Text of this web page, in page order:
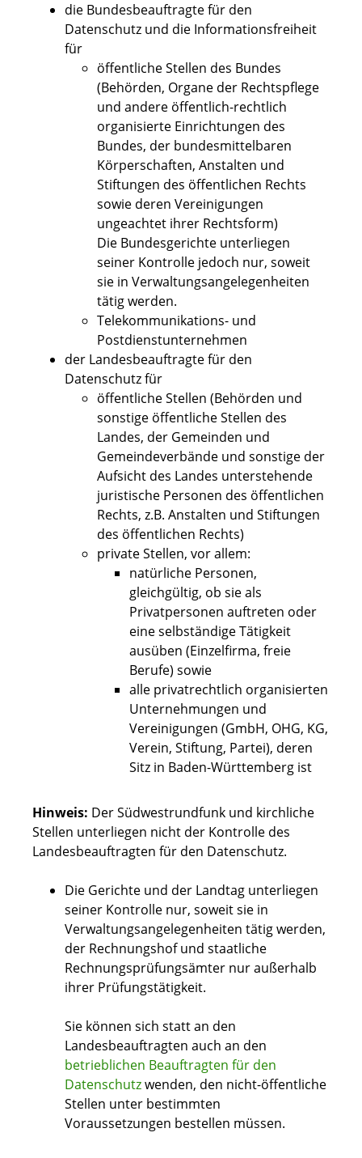
die Bundesbeauftragte für den
Datenschutz und die Informationsfreiheit
für
öffentliche Stellen des Bundes
(Behörden, Organe der Rechtspflege
und andere öffentlich-rechtlich
organisierte Einrichtungen des
Bundes, der bundesmittelbaren
Körperschaften, Anstalten und
Stiftungen des öffentlichen Rechts
sowie deren Vereinigungen
ungeachtet ihrer Rechtsform)
Die Bundesgerichte unterliegen
seiner Kontrolle jedoch nur, soweit
sie in Verwaltungsangelegenheiten
tätig werden.
Telekommunikations- und
Postdienstunternehmen
der Landesbeauftragte für den
Datenschutz für
öffentliche Stellen (Behörden und
sonstige öffentliche Stellen des
Landes, der Gemeinden und
Gemeindeverbände und sonstige der
Aufsicht des Landes unterstehende
juristische Personen des öffentlichen
Rechts, z.B. Anstalten und Stiftungen
des öffentlichen Rechts)
private Stellen, vor allem:
natürliche Personen,
gleichgültig, ob sie als
Privatpersonen auftreten oder
eine selbständige Tätigkeit
ausüben (Einzelfirma, freie
Berufe) sowie
alle privatrechtlich organisierten
Unternehmungen und
Vereinigungen (GmbH, OHG, KG,
Verein, Stiftung, Partei), deren
Sitz in Baden-Württemberg ist
Hinweis: Der Südwestrundfunk und kirchliche
Stellen unterliegen nicht der Kontrolle des
Landesbeauftragten für den Datenschutz.
Die Gerichte und der Landtag unterliegen
seiner Kontrolle nur, soweit sie in
Verwaltungsangelegenheiten tätig werden,
der Rechnungshof und staatliche
Rechnungsprüfungsämter nur außerhalb
ihrer Prüfungstätigkeit.
Sie können sich statt an den
Landesbeauftragten auch an den
betrieblichen Beauftragten für den
Datenschutzwenden, den nicht-öffentliche
Stellen unter bestimmten
Voraussetzungen bestellen müssen.